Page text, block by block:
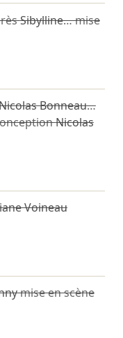
Sibylline… mise
Bonneau…
Nicolas
Voineau
mise en scène